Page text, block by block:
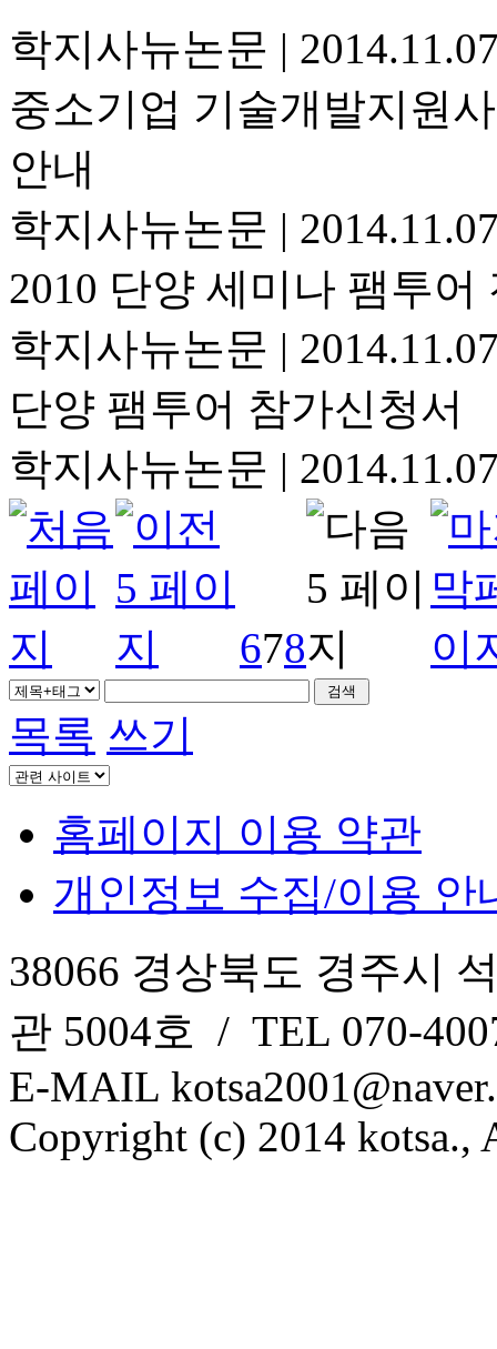
학지사뉴논문 |
중소기업 기술개발지원
안내
학지사뉴논문 |
2010 단양 세미나 팸투
학지사뉴논문 |
단양 팸투어 참가신청서
학지사뉴논문 |
678
목록 쓰기
홈페이지 이용 약관
개인정보 수집/이용 안
38066 경상북도 경주시
관 5004호 / TEL 070-
E-MAIL
Copyright (c) 2014 kotsa.,